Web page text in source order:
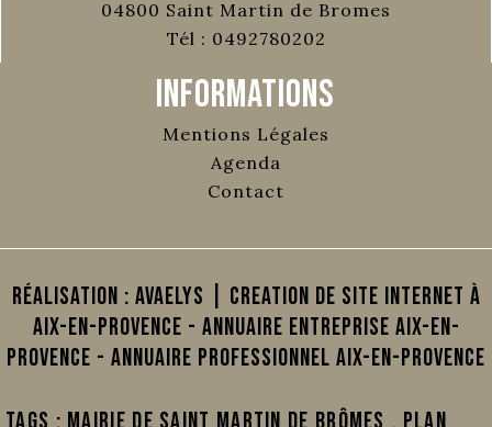
04800 Saint Martin de Bromes
Tél : 0492780202
Informations
Mentions Légales
Agenda
Contact
Réalisation : AVAELYS | Creation de site internet à
Aix-en-Provence - Annuaire Entreprise Aix-en-
Provence - Annuaire Professionnel Aix-en-Provence